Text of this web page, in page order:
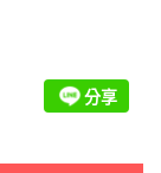
分享